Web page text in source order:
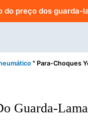
do preço dos guarda-
" Para-Choques
Guarda-